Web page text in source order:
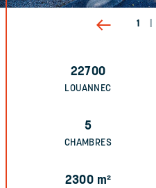
1
22700
LOUANNEC
5
CHAMBRES
2300 m²